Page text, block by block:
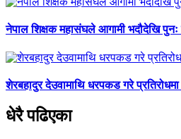
नेपाल शिक्षक महासंघले आगामी भदौदेखि पुनः
शेरबहादुर देउवामाथि धरपकड गरे
धेरै पढिएका